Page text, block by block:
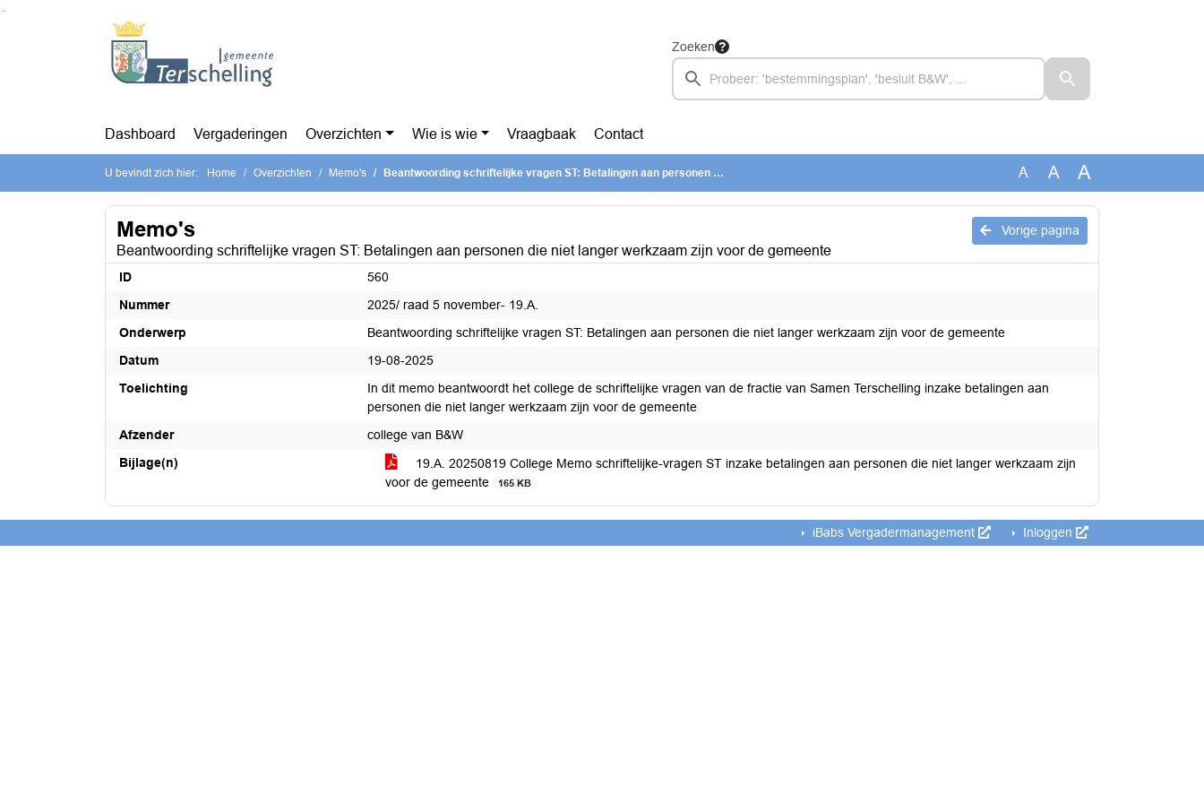
Ga naar de inhoud van deze pagina
Ga naar het zoeken
Ga naar het menu
Zoeken
Dashboard Vergaderingen Overzichten Wie is wie Vraagbaak Contact
U bevindt zich hier: Home Overzichten Memo's Beantwoording schriftelijke vragen ST: Betalingen aan personen die niet langer werkzaam zijn voor de gemeente A A A
Vorige pagina
Memo's
Beantwoording schriftelijke vragen ST: Betalingen aan personen die niet langer werkzaam zijn voor de gemeente
ID
560
Nummer
2025/ raad 5 november- 19.A.
Onderwerp
Beantwoording schriftelijke vragen ST: Betalingen aan personen die niet langer werkzaam zijn voor de gemeente
Datum
19-08-2025
Toelichting
In dit memo beantwoordt het college de schriftelijke vragen van de fractie van Samen Terschelling inzake betalingen aan
personen die niet langer werkzaam zijn voor de gemeente
Afzender
college van B&W
Bijlage(n)
19.A. 20250819 College Memo schriftelijke-vragen ST inzake betalingen aan personen die niet langer werkzaam zijn
voor de gemeente
165 KB
iBabs Vergadermanagement Inloggen